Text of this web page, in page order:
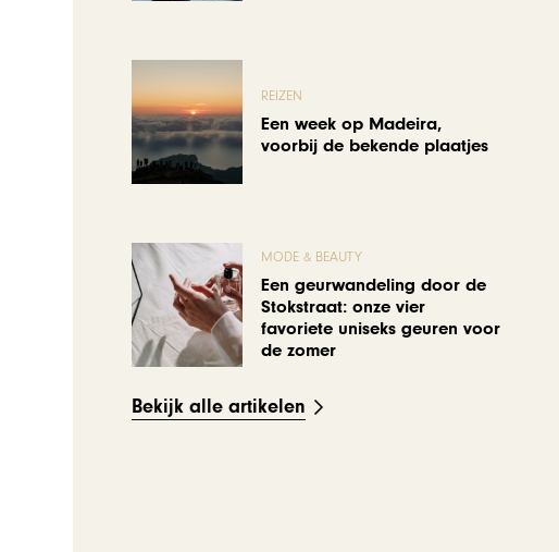
REIZEN
Een week op Madeira,
voorbij de bekende plaatjes
MODE & BEAUTY
Een geurwandeling door de
Stokstraat: onze vier
favoriete uniseks geuren voor
de zomer
Bekijk alle artikelen